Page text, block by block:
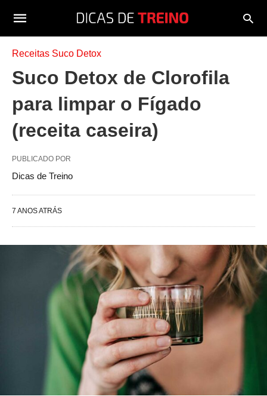
Receitas Suco Detox
Suco Detox de Clorofila
para limpar o Fígado
(receita caseira)
PUBLICADO POR
Dicas de Treino
7 ANOS ATRÁS